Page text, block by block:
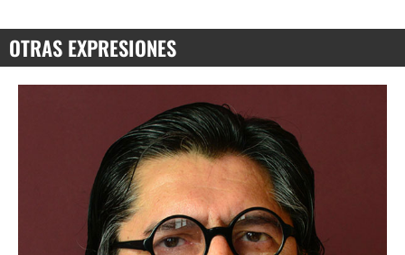
OTRAS EXPRESIONES